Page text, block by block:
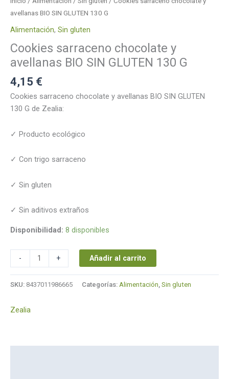
avellanas BIO SIN GLUTEN 130 G
Alimentación, Sin gluten
Cookies sarraceno chocolate y
avellanas BIO SIN GLUTEN 130 G
4,15 €
Cookies sarraceno chocolate y avellanas BIO SIN GLUTEN
130 G de Zealia:
✓ Producto ecológico
✓ Con trigo sarraceno
✓ Sin gluten
✓ Sin aditivos extraños
Disponibilidad: 8 disponibles
-
avellanas
SIN
GLUTEN
130
cantidad
+ Añadir al carrito
SKU: 8437011986665 Categorías: Alimentación Sin gluten
Zealia